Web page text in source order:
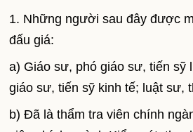
1. Những người sau đây được
đấu giá:
a) Giáo sư, phó giáo sư, tiến sỹ
giáo sư, tiến sỹ kinh tế; luật sư,
b) Đã là thẩm tra viên chính